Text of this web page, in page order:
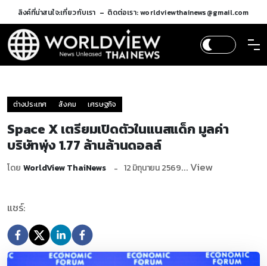
ลิงค์ที่น่าสนใจ:เกี่ยวกับเรา ติดต่อเรา: worldviewthainews@gmail.com
ต่างประเทศ สังคม เศรษฐกิจ
Space X เตรียมเปิดตัวในแนสแด็ก มูลค่า
บริษัทพุ่ง 1.77 ล้านล้านดอลล์
โดย WorldView ThaiNews 12 มิถุนายน 2569... View
แชร์: